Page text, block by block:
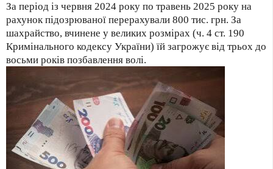
За період із червня 2024 року по травень 2025 року на
рахунок підозрюваної перерахували 800 тис. грн. За
шахрайство, вчинене у великих розмірах (ч. 4 ст. 190
Кримінального кодексу України) їй загрожує від трьох до
восьми років позбавлення волі.